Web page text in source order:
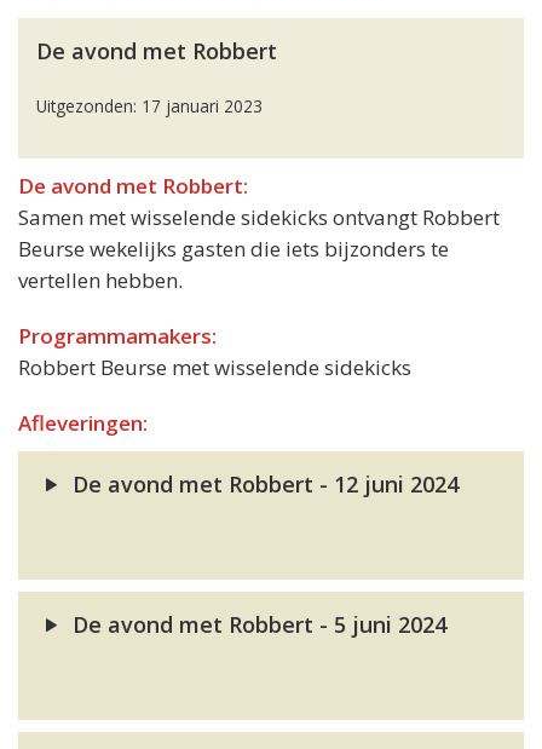
De avond met Robbert
Uitgezonden: 17 januari 2023
De avond met Robbert:
Samen met wisselende sidekicks ontvangt Robbert
Beurse wekelijks gasten die iets bijzonders te
vertellen hebben.
Programmamakers:
Robbert Beurse met wisselende sidekicks
Afleveringen:
De avond met Robbert - 12 juni 2024
De avond met Robbert - 5 juni 2024